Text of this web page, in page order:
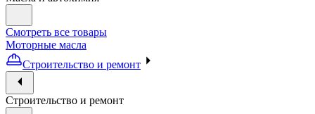
Смотреть все товары
Моторные масла
Строительство и ремонт
Строительство и ремонт